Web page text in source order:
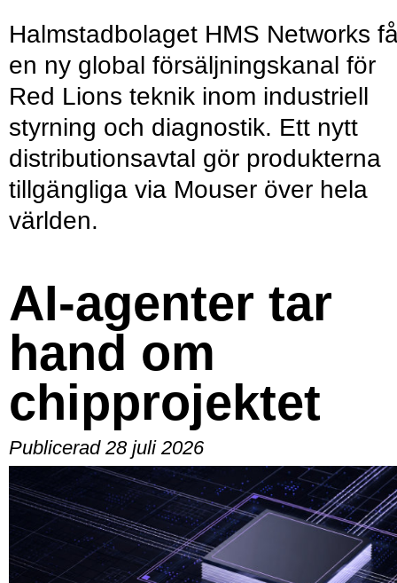
Halmstadbolaget HMS Networks
en ny global försäljningskanal för
Red Lions teknik inom industriell
styrning och diagnostik. Ett nytt
distributionsavtal gör produkterna
tillgängliga via Mouser över hela
världen.
AI-agenter tar
hand om
chipprojektet
Publicerad 28 juli 2026